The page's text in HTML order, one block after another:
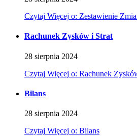
Czytaj Więcej o: Zestawienie
Rachunek Zysków i Strat
28 sierpnia 2024
Czytaj Więcej o: Rachunek
Bilans
28 sierpnia 2024
Czytaj Więcej o: Bilans